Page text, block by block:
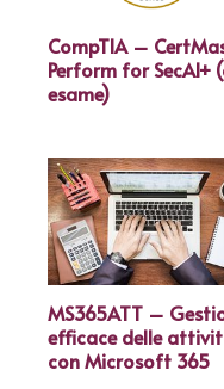
CompTIA –
Perform for SecAI+
esame)
MS365ATT –
efficace delle
con Microsoft 365